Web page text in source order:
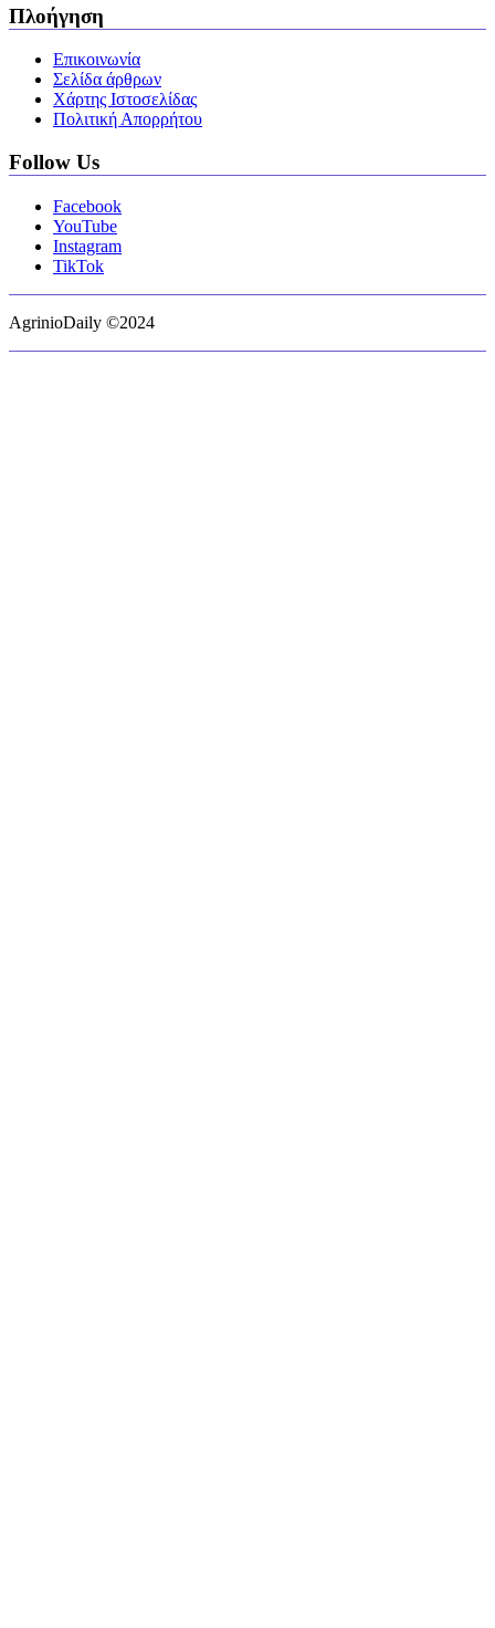
Πλοήγηση
Επικοινωνία
Σελίδα άρθρων
Χάρτης Ιστοσελίδας
Πολιτική Απορρήτου
Follow Us
Facebook
YouTube
Instagram
TikTok
AgrinioDaily ©2024